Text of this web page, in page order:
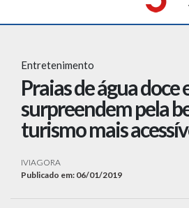
Entretenimento
Praias de água doce
surpreendem pela
turismo mais
IVIAGORA
Publicado em: 06/01/2019